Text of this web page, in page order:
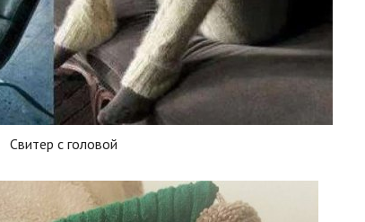
Свитер с головой